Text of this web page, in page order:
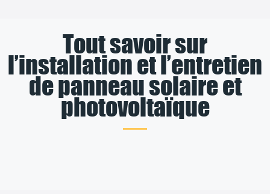
Tout savoir sur
l’installation et l’entretien
de panneau solaire et
photovoltaïque